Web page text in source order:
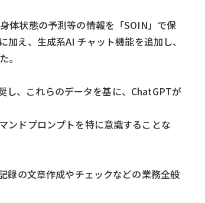
リセット
検索する
体状態の予測等の情報を「SOIN」で保
え、生成系AI チャット機能を追加し、
。
し、これらのデータを基に、ChatGPTが
ンドプロンプトを特に意識することな
録の文章作成やチェックなどの業務全般